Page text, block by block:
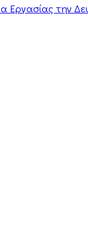
Εργασίας την